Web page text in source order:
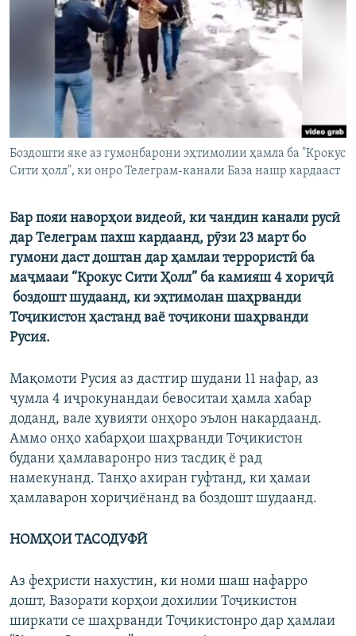
ГУЗОРИШҲОИ РАДИОӢ
Русский
ПАЙГИРӢ КУНЕД
Ҳамаи сомонаҳои RFE/RL
Боздошти яке аз гумонбарони эҳтимолии ҳамла ба "Крокус
Сити ҳолл", ки онро Телеграм-канали База нашр кардааст
Бар пояи наворҳои видеоӣ, ки чандин канали русӣ
дар Телеграм пахш кардаанд, рӯзи 23 март бо
гумони даст доштан дар ҳамлаи террористӣ ба
маҷмааи “Крокус Сити Ҳолл” ба камияш 4 хориҷӣ
боздошт шудаанд, ки эҳтимолан шаҳрванди
Тоҷикистон ҳастанд ваё тоҷикони шаҳрванди
Русия.
Мақомоти Русия аз дастгир шудани 11 нафар, аз
ҷумла 4 иҷрокунандаи бевоситаи ҳамла хабар
доданд, вале ҳувияти онҳоро эълон накардаанд.
Аммо онҳо хабарҳои шаҳрванди Тоҷикистон
будани ҳамлаваронро низ тасдиқ ё рад
намекунанд. Танҳо ахиран гуфтанд, ки ҳамаи
ҳамлаварон хориҷиёнанд ва боздошт шудаанд.
НОМҲОИ ТАСОДУФӢ
Аз феҳристи нахустин, ки номи шаш нафарро
дошт, Вазорати корҳои дохилии Тоҷикистон
ширкати се шаҳрванди Тоҷикистонро дар ҳамлаи